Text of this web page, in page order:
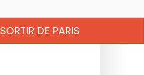
SORTIR DE PARIS